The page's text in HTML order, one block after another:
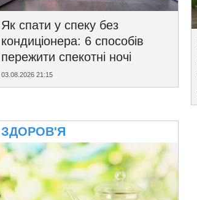
Як спати у спеку без
кондиціонера: 6 способів
пережити спекотні ночі
03.08.2026 21:15
ЗДОРОВ'Я